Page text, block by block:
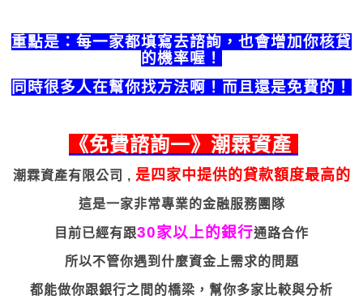
重點是：每一家都填寫去諮詢，也會增加你核貸
的機率喔！
同時很多人在幫你找方法啊！而且還是免費的！
《免費諮詢一》潮霖資產
潮霖資產有限公司 , 是四家中提供的貸款額度最高的
這是一家非常專業的金融服務團隊
目前已經有跟30家以上的銀行通路合作
所以不管你遇到什麼資金上需求的問題
都能做你跟銀行之間的橋梁，幫你多家比較與分析